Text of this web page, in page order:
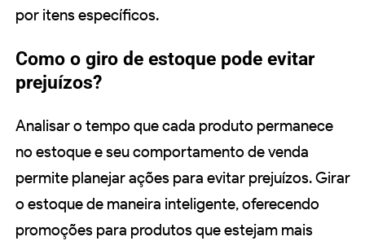
por itens específicos.
Como o giro de estoque pode evitar
prejuízos?
Analisar o tempo que cada produto permanece
no estoque e seu comportamento de venda
permite planejar ações para evitar prejuízos. Girar
o estoque de maneira inteligente, oferecendo
promoções para produtos que estejam mais